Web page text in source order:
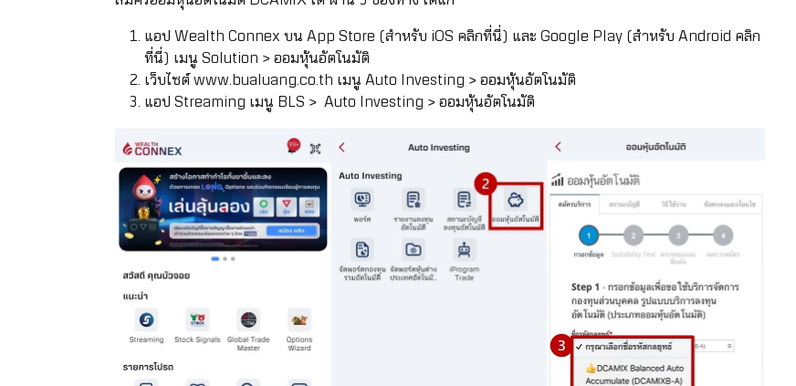
แอป Wealth Connex บน App Store (สำหรับ iOS คลิกที่นี่) และ Google Play(สำหรับ Android คลิก
ที่นี่) เมนู Solution > ออมหุ้นอัตโนมัติ
เว็บไซต์www.bualuang.co.th เมนู Auto Investing > ออมหุ้นอัตโนมัติ
แอป Streaming เมนู BLS > Auto Investing > ออมหุ้นอัตโนมัติ